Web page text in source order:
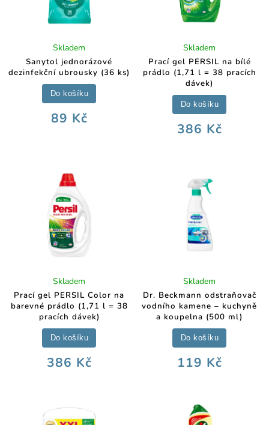
Sanytol jednorázové
dezinfekční ubrousky (36 ks)
Skladem
89 Kč
Do košíku
Prací gel PERSIL na bílé
prádlo (1,71 l = 38 pracích
dávek)
Skladem
386 Kč
Do košíku
Prací gel PERSIL Color na
barevné prádlo (1,71 l = 38
pracích dávek)
Skladem
386 Kč
Do košíku
Dr. Beckmann odstraňovač
vodního kamene – kuchyně
a koupelna (500 ml)
Skladem
119 Kč
Do košíku